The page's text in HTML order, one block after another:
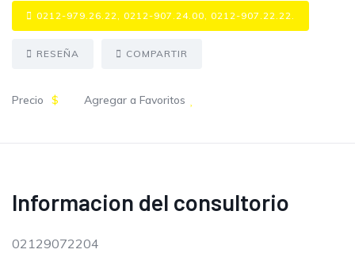
0212-979.26.22, 0212-907.24.00, 0212-907.22.22.
RESEÑA COMPARTIR
Precio $ Agregar a Favoritos
Informacion del consultorio
02129072204